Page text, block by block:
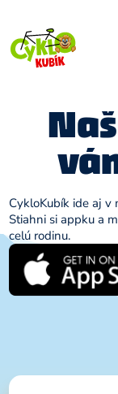
CykloKubík ide aj v
Stiahni si appku a
celú rodinu.